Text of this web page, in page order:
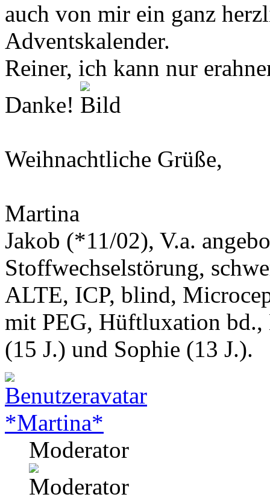
auch von mir ein ganz
Adventskalender.
Reiner, ich kann nur
Danke!
Weihnachtliche Grüße,
Martina
Jakob (*11/02), V.a.
Stoffwechselstörung,
ALTE, ICP, blind,
mit PEG, Hüftluxation bd.,
(15 J.) und Sophie (13 J.).
*Martina*
Moderator